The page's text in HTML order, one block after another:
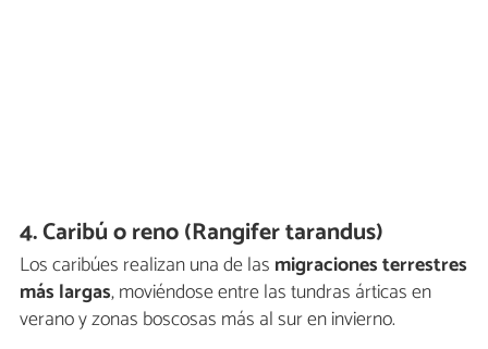
4. Caribú o reno (Rangifer tarandus)
Los caribúes realizan una de las migraciones terrestres
más largas, moviéndose entre las tundras árticas en
verano y zonas boscosas más al sur en invierno.